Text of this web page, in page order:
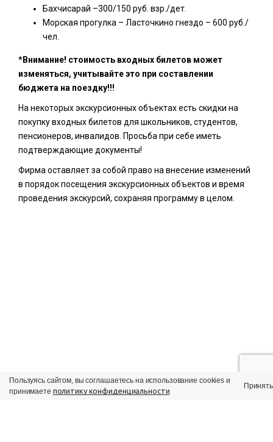
Бахчисарай –300/150 руб. взр./дет.
Морская прогулка – Ласточкино гнездо – 600 руб./
чел.
*Внимание! стоимость входных билетов может
изменяться, учитывайте это при составлении
бюджета на поездку!!!
На некоторых экскурсионных объектах есть скидки на
покупку входных билетов для школьников, студентов,
пенсионеров, инвалидов. Просьба при себе иметь
подтверждающие документы!
Фирма оставляет за собой право на внесение изменений
в порядок посещения экскурсионных объектов и время
проведения экскурсий, сохраняя программу в целом.
Пользуясь сайтом, вы соглашаетесь на использование cookies и
принимаете политику конфиденциальности
Принять